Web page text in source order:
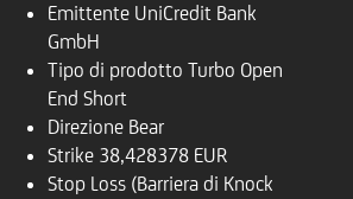
Emittente UniCredit Bank
GmbH
Tipo di prodotto Turbo Open
End Short
Direzione Bear
Strike 38,428378 EUR
Stop Loss (Barriera di Knock